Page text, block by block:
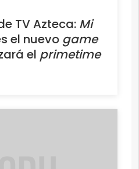
TV Azteca: Mi
el nuevo game
el primetime